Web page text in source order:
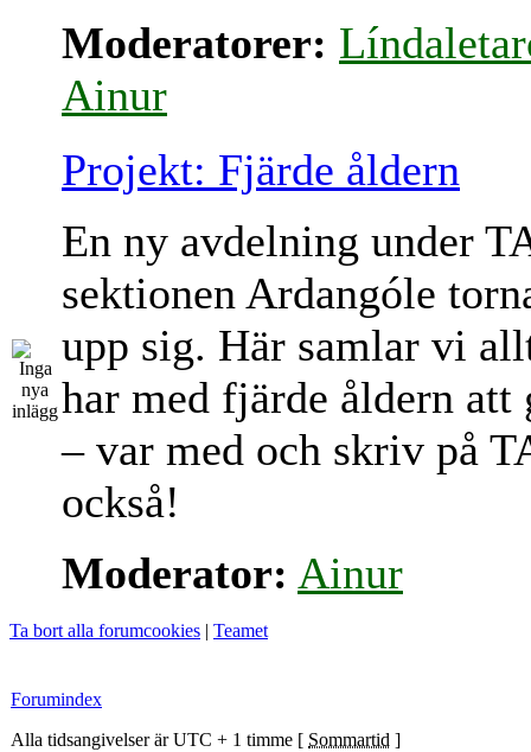
Moderatorer:
Ainur
Projekt: Fjärde åldern
En ny avdelning under
sektionen Ardangóle
upp sig. Här samlar vi
har med fjärde åldern att
– var med och skriv på
också!
Moderator: Ainur
Ta bort alla forumcookies | Teamet
Forumindex
Alla tidsangivelser är UTC + 1 timme [ Sommartid ]